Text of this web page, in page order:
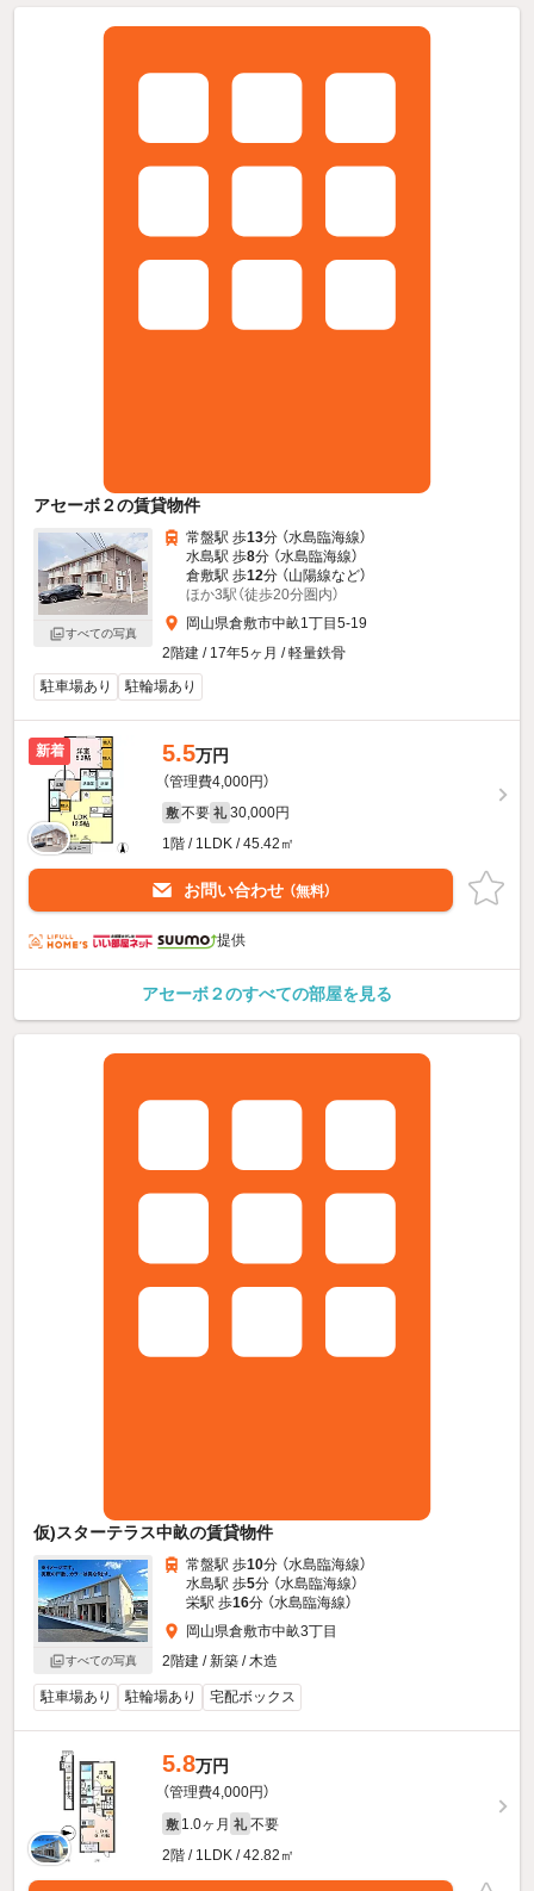
アセーボ２の賃貸物件
すべての写真
常盤駅 歩13分 （水島臨海線）
水島駅 歩8分 （水島臨海線）
倉敷駅 歩12分 （山陽線など）
ほか3駅（徒歩20分圏内）
岡山県倉敷市中畝1丁目5-19
2階建 / 17年5ヶ月 / 軽量鉄骨
駐車場あり
駐輪場あり
新着 5.5万円
（管理費4,000円）
敷 不要 礼 30,000円
1階 / 1LDK / 45.42㎡
お問い合わせ （無料）
提供
アセーボ２のすべての部屋を見る
仮)スターテラス中畝の賃貸物件
すべての写真
常盤駅 歩10分 （水島臨海線）
水島駅 歩5分 （水島臨海線）
栄駅 歩16分 （水島臨海線）
岡山県倉敷市中畝3丁目
2階建 / 新築 / 木造
駐車場あり 駐輪場あり 宅配ボックス
5.8万円
（管理費4,000円）
敷 1.0ヶ月 礼 不要
2階 / 1LDK / 42.82㎡